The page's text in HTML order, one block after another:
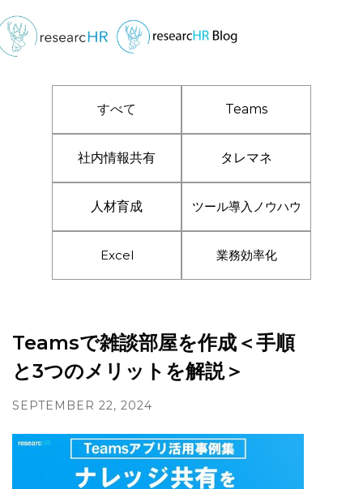
すべて Teams
社内情報共有 タレマネ
人材育成 ツール導入ノウハウ
Excel 業務効率化
Teamsで雑談部屋を作成＜手順
と3つのメリットを解説＞
SEPTEMBER 22, 2024